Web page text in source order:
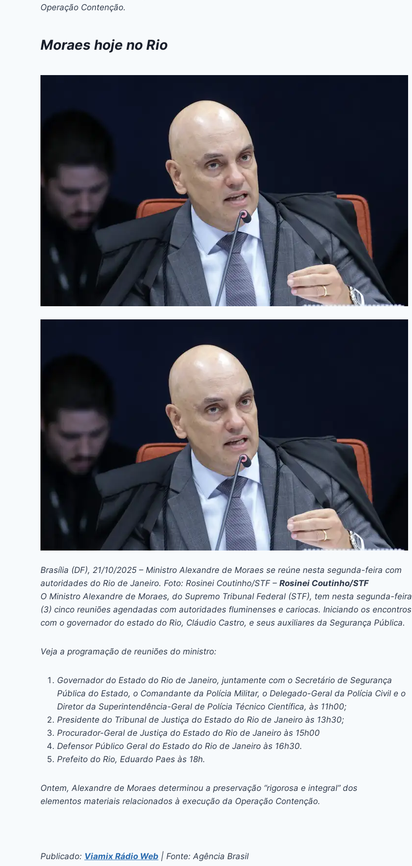
Operação Contenção.
Moraes hoje no Rio
Brasília (DF), 21/10/2025 – Ministro Alexandre de Moraes se reúne nesta segunda-feira com
autoridades do Rio de Janeiro. Foto: Rosinei Coutinho/STF – Rosinei Coutinho/STF
O Ministro Alexandre de Moraes, do Supremo Tribunal Federal (STF), tem nesta segunda-feira
(3) cinco reuniões agendadas com autoridades fluminenses e cariocas. Iniciando os encontros
com o governador do estado do Rio, Cláudio Castro, e seus auxiliares da Segurança Pública.
Veja a programação de reuniões do ministro:
Governador do Estado do Rio de Janeiro, juntamente com o Secretário de Segurança
Pública do Estado, o Comandante da Polícia Militar, o Delegado-Geral da Polícia Civil e o
Diretor da Superintendência-Geral de Polícia Técnico Científica, às 11h00;
Presidente do Tribunal de Justiça do Estado do Rio de Janeiro às 13h30;
Procurador-Geral de Justiça do Estado do Rio de Janeiro às 15h00
Defensor Público Geral do Estado do Rio de Janeiro às 16h30.
Prefeito do Rio, Eduardo Paes às 18h.
Ontem, Alexandre de Moraes determinou a preservação “rigorosa e integral” dos
elementos materiais relacionados à execução da Operação Contenção.
Publicado: Viamix Rádio Web | Fonte: Agência Brasil